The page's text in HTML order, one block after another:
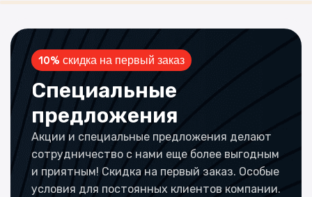
10% скидка на первый заказ
Специальные
предложения
Акции и специальные предложения делают
сотрудничество с нами еще более выгодным
и приятным! Скидка на первый заказ. Особые
условия для постоянных клиентов компании.